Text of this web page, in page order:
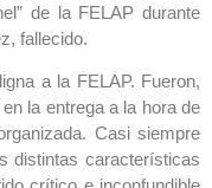
de la FELAP durante
fallecido.
a la FELAP. Fueron,
la entrega a la hora de
Casi siempre
distintas características